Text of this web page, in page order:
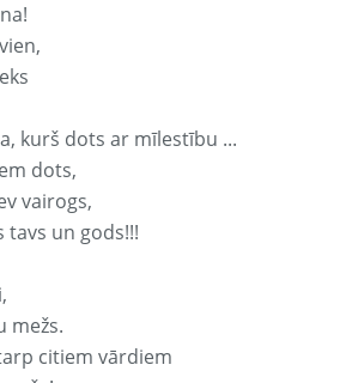
kurš dots ar mīlestību ...
dots,
vairogs,
tavs un gods!!!
mežs.
citiem vārdiem